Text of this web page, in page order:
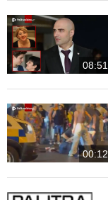
08:51
00:12